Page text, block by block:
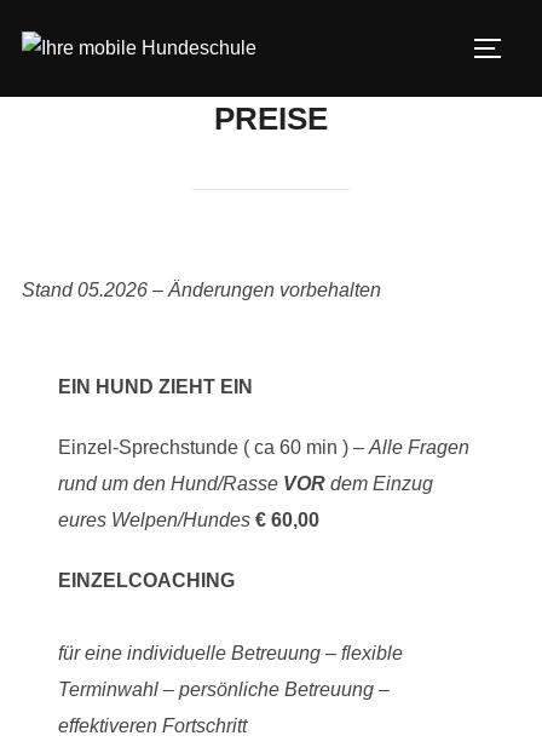
Inhalt
PREISE
Stand 05.2026 – Änderungen vorbehalten
EIN HUND ZIEHT EIN
Einzel-Sprechstunde ( ca 60 min ) – Alle Fragen
rund um den Hund/Rasse VORdem Einzug
eures Welpen/Hundes € 60,00
EINZELCOACHING
für eine individuelle Betreuung – flexible
Terminwahl – persönliche Betreuung –
effektiveren Fortschritt